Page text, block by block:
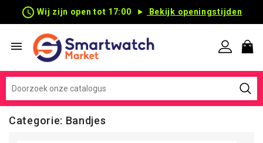
schedule Wij zijn open tot 17:00 Bekijk openingstijden

Categorie: Bandjes